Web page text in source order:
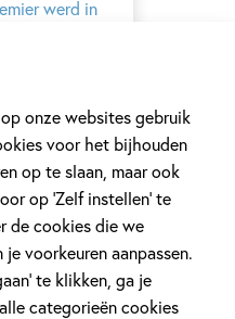
onze websites gebruik
voor het bijhouden
op te slaan, maar ook
op ‘Zelf instellen’ te
de cookies die we
voorkeuren aanpassen.
te klikken, ga je
categorieën cookies
werd in
maar